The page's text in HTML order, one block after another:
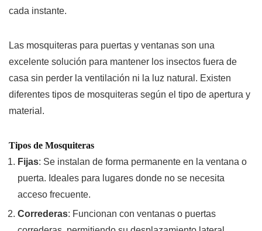
cada instante.
Las mosquiteras para puertas y ventanas son una
excelente solución para mantener los insectos fuera de
casa sin perder la ventilación ni la luz natural. Existen
diferentes tipos de mosquiteras según el tipo de apertura y
material.
Tipos de Mosquiteras
Fijas: Se instalan de forma permanente en la ventana o
puerta. Ideales para lugares donde no se necesita
acceso frecuente.
Correderas: Funcionan con ventanas o puertas